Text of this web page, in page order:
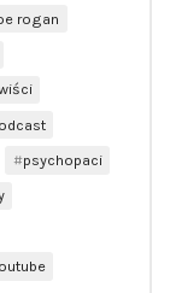
rogan
psychopaci